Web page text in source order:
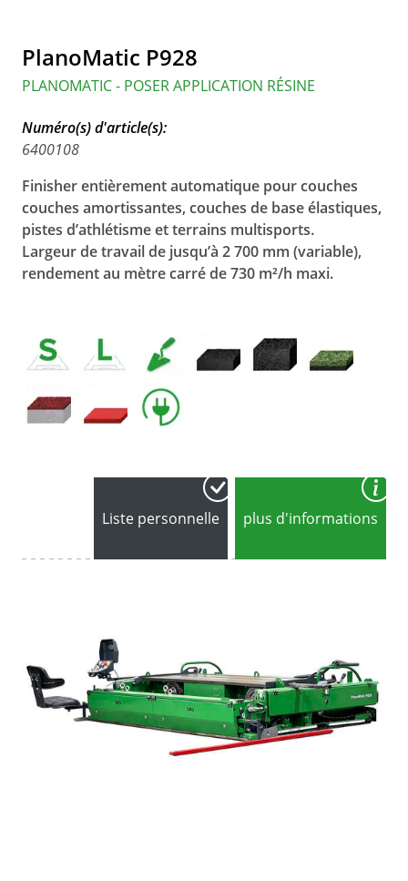
PlanoMatic P928
PLANOMATIC - POSER APPLICATION RÉSINE
Numéro(s) d'article(s):
6400108
Finisherentièrement automatique pour couches
couches amortissantes, couches de base élastiques,
pistes d’athlétisme et terrains multisports.
Largeur de travail de jusqu’à 2 700 mm (variable),
rendement au mètre carré de 730 m²/h maxi.
Liste personnelle plus d'informations